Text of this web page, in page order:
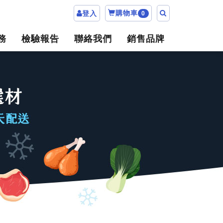
登入 購物車 0
檢驗報告 聯絡我們 銷售品牌